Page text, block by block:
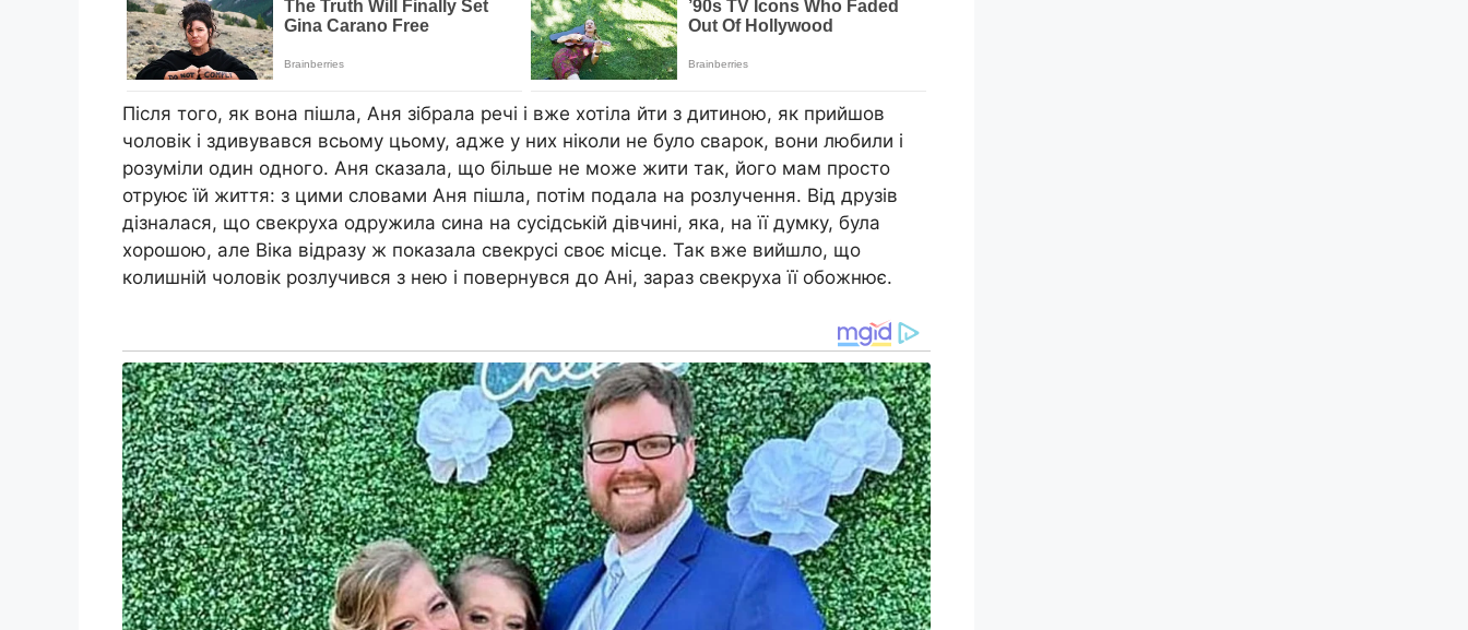
Після того, як вона пішла, Аня зібрала речі і вже хотіла йти з дитиною, як прийшов
чоловік і здивувався всьому цьому, адже у них ніколи не було сварок, вони любили і
розуміли один одного. Аня сказала, що більше не може жити так, його мам просто
отруює їй життя: з цими словами Аня пішла, потім подала на розлучення. Від друзів
дізналася, що свекруха одружила сина на сусідській дівчині, яка, на її думку, була
хорошою, але Віка відразу ж показала свекрусі своє місце. Так вже вийшло, що
колишній чоловік розлучився з нею і повернувся до Ані, зараз свекруха її обожнює.